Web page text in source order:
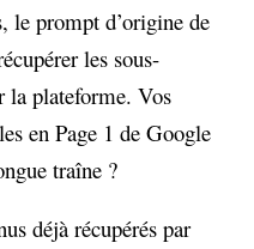
le prompt d’origine de
les sous-
la plateforme. Vos
en Page 1 de Google
traîne ?
déjà récupérés par